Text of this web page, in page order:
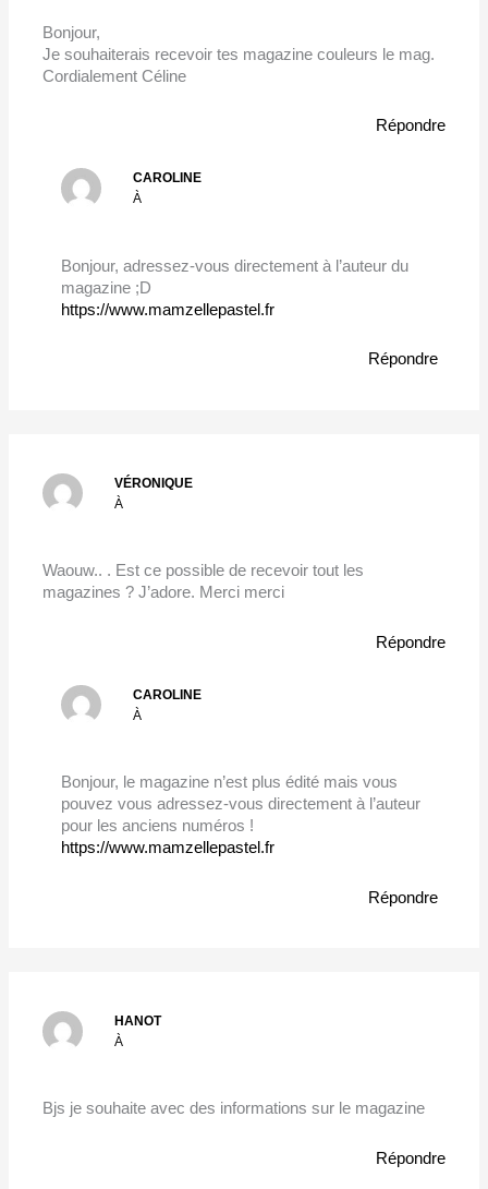
Bonjour,
Je souhaiterais recevoir tes magazine couleurs le mag.
Cordialement Céline
Répondre
CAROLINE
À
Bonjour, adressez-vous directement à l’auteur du
magazine ;D
https://www.mamzellepastel.fr
Répondre
VÉRONIQUE
À
Waouw.. . Est ce possible de recevoir tout les
magazines ? J’adore. Merci merci
Répondre
CAROLINE
À
Bonjour, le magazine n’est plus édité mais vous
pouvez vous adressez-vous directement à l’auteur
pour les anciens numéros !
https://www.mamzellepastel.fr
Répondre
HANOT
À
Bjs je souhaite avec des informations sur le magazine
Répondre